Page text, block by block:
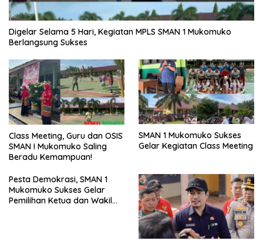
Digelar Selama 5 Hari, Kegiatan MPLS SMAN 1 Mukomuko
Berlangsung Sukses
Class Meeting, Guru dan OSIS
SMAN I Mukomuko Saling
Beradu Kemampuan!
SMAN 1 Mukomuko Sukses
Gelar Kegiatan Class Meeting
Pesta Demokrasi, SMAN 1
Mukomuko Sukses Gelar
Pemilihan Ketua dan Wakil